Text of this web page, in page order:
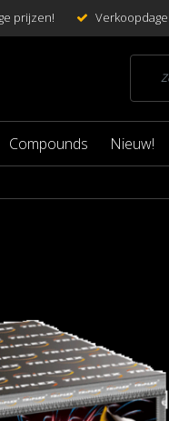
prijzen!
Compounds Nieuw!